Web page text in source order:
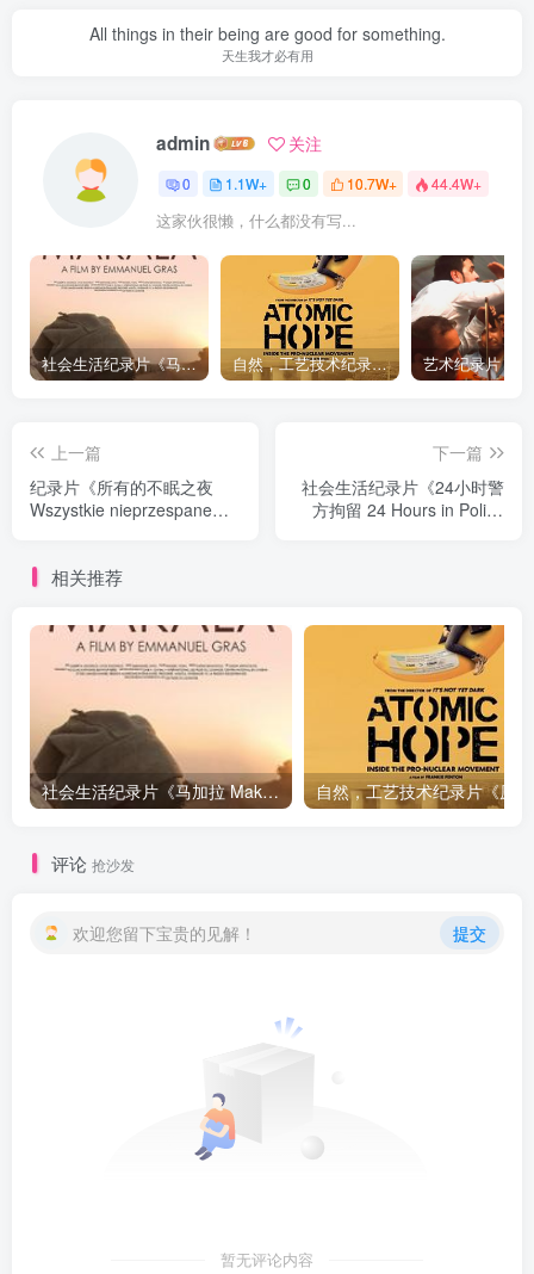
All things in their being are good for something.
天生我才必有用
admin 关注
0 1.1W+ 0 10.7W+ 44.4W+
这家伙很懒，什么都没有写...
社会生活纪录片《马加拉 Makala》下载 自然，工艺技术纪录片《原子能的希望 Atomic Hope – Inside the Pro-Nuclear Movement》下载
上一篇
纪录片《所有的不眠之夜
Wszystkie nieprzespane
下一篇
社会生活纪录片《24小时警
方拘留 24 Hours in Police
相关推荐
社会生活纪录片《马加拉 Makala》下载
评论 抢沙发
欢迎您留下宝贵的见解！ 提交
暂无评论内容